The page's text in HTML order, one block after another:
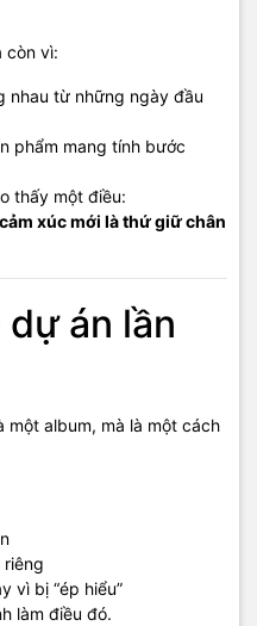
còn vì:
nhau từ những ngày đầu
phẩm mang tính bước
thấy một điều:
xúc mới là thứ giữ chân
án lần
một album, mà là một cách
riêng
vì bị “ép hiểu”
làm điều đó.